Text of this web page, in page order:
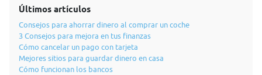
Últimos artículos
Consejos para ahorrar dinero al comprar un coche
3 Consejos para mejora en tus finanzas
Cómo cancelar un pago con tarjeta
Mejores sitios para guardar dinero en casa
Cómo funcionan los bancos